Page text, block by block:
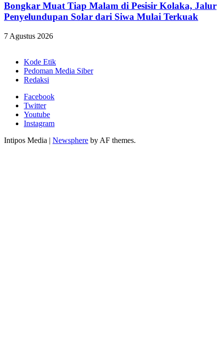
Bongkar Muat Tiap Malam di Pesisir Kolaka, Jalur
Penyelundupan Solar dari Siwa Mulai Terkuak
7 Agustus 2026
Kode Etik
Pedoman Media Siber
Redaksi
Facebook
Twitter
Youtube
Instagram
Intipos Media | Newsphere by AF themes.